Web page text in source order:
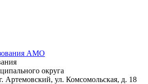
округа
Артемовский, ул. Комсомольская, д. 18